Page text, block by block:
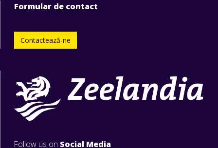
Formular de contact
Contactează-ne
Follow us on Social Media